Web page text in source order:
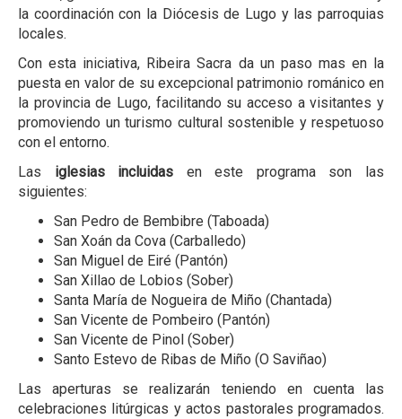
la coordinación con la Diócesis de Lugo y las parroquias
locales.
Con esta iniciativa, Ribeira Sacra da un paso mas en la
puesta en valor de su excepcional patrimonio románico en
la provincia de Lugo, facilitando su acceso a visitantes y
promoviendo un turismo cultural sostenible y respetuoso
con el entorno.
Las iglesias incluidas en este programa son las
siguientes:
San Pedro de Bembibre (Taboada)
San Xoán da Cova (Carballedo)
San Miguel de Eiré (Pantón)
San Xillao de Lobios (Sober)
Santa María de Nogueira de Miño (Chantada)
San Vicente de Pombeiro (Pantón)
San Vicente de Pinol (Sober)
Santo Estevo de Ribas de Miño (O Saviñao)
Las aperturas se realizarán teniendo en cuenta las
celebraciones litúrgicas y actos pastorales programados.